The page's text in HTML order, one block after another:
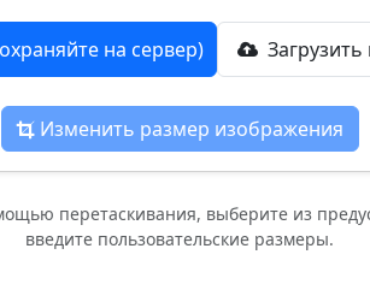
на сервер)
Изменить размер изображения
перетаскивания, выберите из
введите пользовательские размеры.